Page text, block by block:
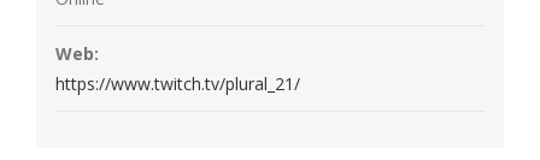
Web:
https://www.twitch.tv/plural_21/